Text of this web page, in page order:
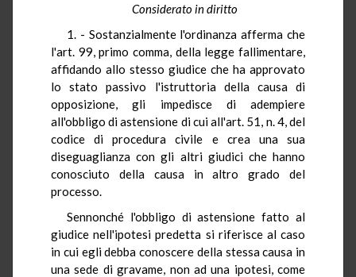
Considerato in diritto
1. - Sostanzialmente l'ordinanza afferma che
l'art. 99, primo comma, della legge fallimentare,
affidando allo stesso giudice che ha approvato
lo stato passivo l'istruttoria della causa di
opposizione, gli impedisce di adempiere
all'obbligo di astensione di cui all'art. 51, n. 4, del
codice di procedura civile e crea una sua
diseguaglianza con gli altri giudici che hanno
conosciuto della causa in altro grado del
processo.
Sennonché l'obbligo di astensione fatto al
giudice nell'ipotesi predetta si riferisce al caso
in cui egli debba conoscere della stessa causa in
una sede di gravame, non ad una ipotesi, come